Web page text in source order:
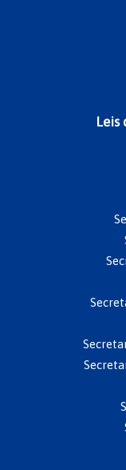
Leis